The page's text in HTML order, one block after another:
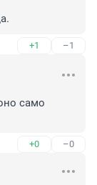
+1 –1
само
+0 –0